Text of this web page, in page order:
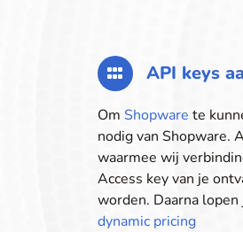
API keys
Om Shopware te
nodig van Shopware.
waarmee wij
Access key van je
worden. Daarna
dynamic pricing